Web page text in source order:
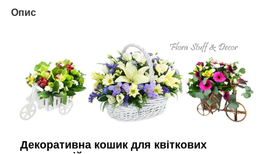
Опис
Декоративна кошик для квіткових